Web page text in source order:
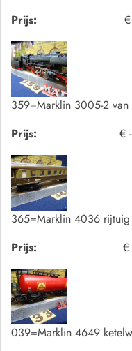
Prijs:
359=Marklin 3005-2
Prijs:
€
365=Marklin 4036 rijtuig
Prijs:
039=Marklin 4649